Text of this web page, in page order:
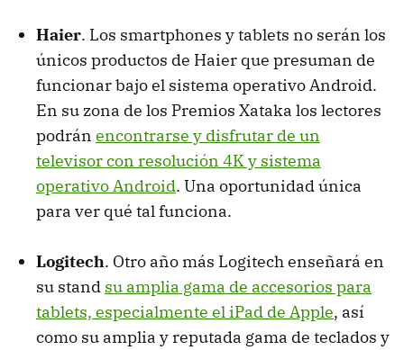
Haier. Los smartphones y tablets no serán los
únicos productos de Haier que presuman de
funcionar bajo el sistema operativo Android.
En su zona de los Premios Xataka los lectores
podrán encontrarse y disfrutar de un
televisor con resolución 4K y sistema
operativo Android. Una oportunidad única
para ver qué tal funciona.
Logitech. Otro año más Logitech enseñará en
su stand su amplia gama de accesorios para
tablets, especialmente el iPad de Apple, así
como su amplia y reputada gama de teclados y